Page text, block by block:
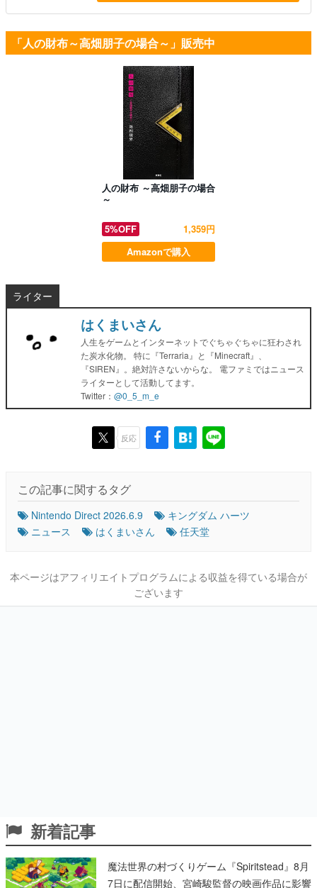
「人の財布～高畑朋子の場合～」販売中
人の財布 ～高畑朋子の場合
～
5%OFF
1,359円
Amazonで購入
ライター
はくまいさん
人生をゲームとインターネットでぐちゃぐちゃに狂わされ
た炭水化物。 特に『Terraria』と『Minecraft』、
『SIREN』。絶対許さないからな。 電ファミではニュース
ライターとして活動してます。
Twitter： @0_5_m_e
反応
この記事に関するタグ
Nintendo Direct 2026.6.9
キングダム ハーツ
ニュース
はくまいさん 任天堂
本ページはアフィリエイトプログラムによる収益を得ている場合が
ございます
新着記事
魔法世界の村づくりゲーム『Spiritstead』8月
7日に配信開始、宮崎駿監督の映画作品に影響